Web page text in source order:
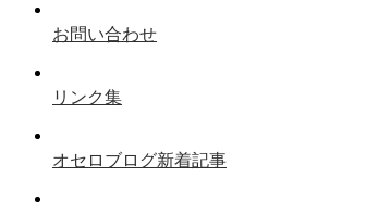
お問い合わせ
リンク集
オセロブログ新着記事